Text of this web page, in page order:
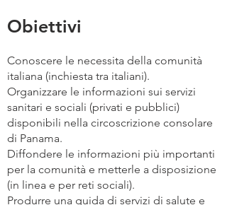
Obiettivi
Conoscere le necessita della comunità
italiana (inchiesta tra italiani).
Organizzare le informazioni sui servizi
sanitari e sociali (privati e pubblici)
disponibili nella circoscrizione consolare
di Panama.
Diffondere le informazioni più importanti
per la comunità e metterle a disposizione
(in linea e per reti sociali).
Produrre una guida di servizi di salute e